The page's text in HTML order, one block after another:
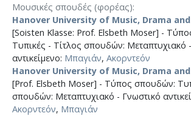
Μουσικές σπουδές (φορέας)
Hanover University of Music, Drama
[Soisten Klasse: Prof. Elsbeth Moser] -
Τυπικές - Τίτλος σπουδών: Μεταπτυχιακό
αντικείμενο: Μπαγιάν, Ακορντεόν
Hanover University of Music, Drama
[Prof. Elsbeth Moser] - Τύπος σπουδών:
σπουδών: Μεταπτυχιακό - Γνωστικό
Ακορντεόν, Μπαγιάν